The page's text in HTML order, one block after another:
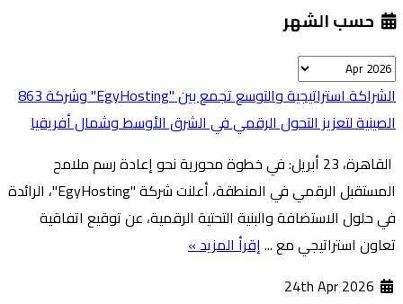
حسب الشهر
الشراكة استراتيجية والتوسع تجمع بين "EgyHosting" وشركة 863
الصينية لتعزيز التحول الرقمي في الشرق الأوسط وشمال أفريقيا
القاهرة، 23 أبريل: في خطوة محورية نحو إعادة رسم ملامح
المستقبل الرقمي في المنطقة، أعلنت شركة "EgyHosting"، الرائدة
في حلول الاستضافة والبنية التحتية الرقمية، عن توقيع اتفاقية
تعاون استراتيجي مع ...إقرأ المزيد »